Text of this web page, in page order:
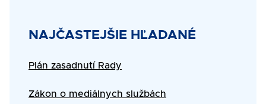
Title
NAJČASTEJŠIE HĽADANÉ
Text
Plán zasadnutí Rady
Zákon o mediálnych službách